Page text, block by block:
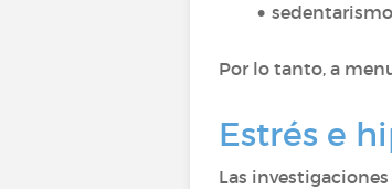
sedentarismo
Por lo tanto, a
Estrés e
Las